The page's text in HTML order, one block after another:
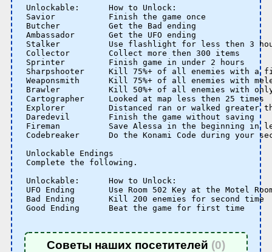
Unlockable:      How to Unlock:
Savior           Finish the game once
Butcher          Get the Bad ending
Ambassador       Get the UFO ending
Stalker          Use flashlight for less then 3
Collector        Collect more then 300 items
Sprinter         Finish game in under 2 hours
Sharpshooter     Kill 75%+ of all enemies with a
Weaponsmith      Kill 75%+ of all enemies with
Brawler          Kill 50%+ of all enemies with
Cartographer     Looked at map less then 25 times
Explorer         Distanced ran or walked greater
Daredevil        Finish the game without saving
Fireman          Save Alessa in the beginning in
Codebreaker      Do the Konami Code during your
Unlockable Endings
Complete the following.
Unlockable:      How to Unlock:
UFO Ending       Use Room 502 Key at the Motel
Bad Ending       Kill 200 enemies for second time
Good Ending      Beat the game for first time
Советы наших посетителей (0)